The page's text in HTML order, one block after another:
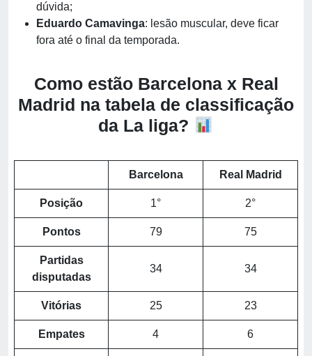
dúvida;
Eduardo Camavinga: lesão muscular, deve ficar
fora até o final da temporada.
Como estão Barcelona x Real
Madrid na tabela de classificação
da La liga?
Barcelona Real Madrid
Posição 1° 2°
Pontos 79 75
Partidas
disputadas
34 34
Vitórias 25 23
Empates 4 6